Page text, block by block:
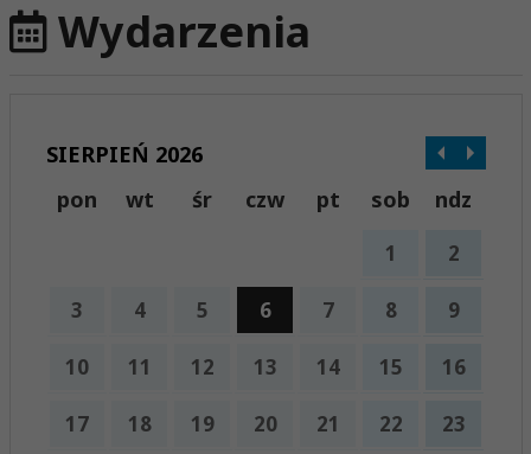
Wydarzenia
SIERPIEŃ 2026
pon
wt śr czw pt sob ndz
1 2
3 4 5 6 7 8 9
10 11 12 13 14 15 16
17 18 19 20 21 22 23